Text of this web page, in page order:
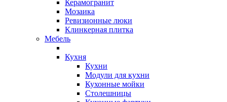
Керамогранит
Мозаика
Ревизионные люки
Клинкерная плитка
Мебель
Кухня
Кухни
Модули для кухни
Кухонные мойки
Столешницы